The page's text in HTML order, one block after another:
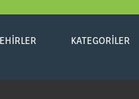
KATEGORILER